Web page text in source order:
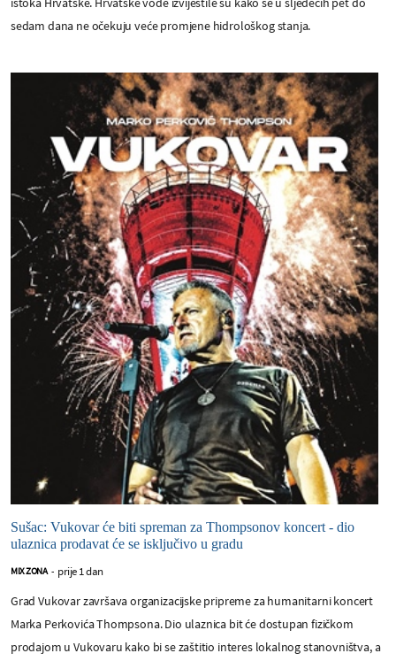
sedam dana ne očekuju veće promjene hidrološkog stanja.
Sušac: Vukovar će biti spreman za Thompsonov koncert - dio
ulaznica prodavat će se isključivo u gradu
MIX ZONA - prije 1 dan
Grad Vukovar završava organizacijske pripreme za humanitarni koncert
Marka Perkovića Thompsona. Dio ulaznica bit će dostupan fizičkom
prodajom u Vukovaru kako bi se zaštitio interes lokalnog stanovništva, a